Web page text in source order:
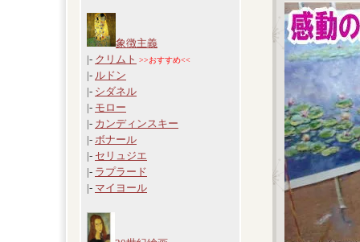
象徴主義
|- クリムト >>おすすめ<<
|- ルドン
|- シダネル
|- モロー
|- カンディンスキー
|- ボナール
|- セリュジエ
|- ラプラード
|- マイヨール